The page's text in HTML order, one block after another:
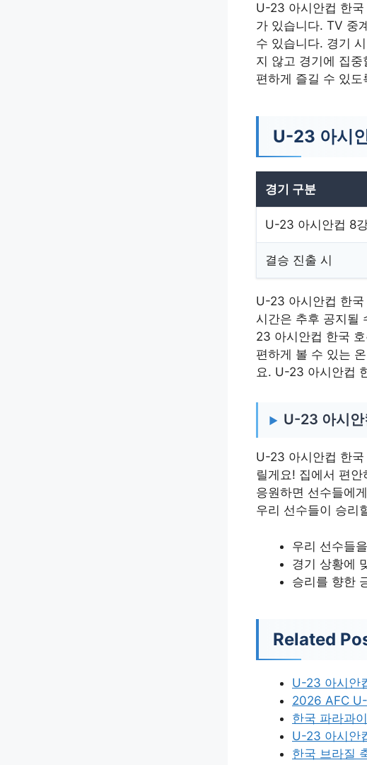
U-23 아시안컵 한국
가 있습니다. TV 중
수 있습니다. 경기
지 않고 경기에 집
편하게 즐길 수 있
U-23 아시
경기 구분
U-23 아시안컵 8
결승 진출 시
U-23 아시안컵 한국
시간은 추후 공지될
23 아시안컵 한국
편하게 볼 수 있는
요. U-23 아시안컵
U-23 아시안
U-23 아시안컵 한
릴게요! 집에서 편
응원하면 선수들에
우리 선수들이 승리
우리 선수들
경기 상황에
승리를 향한
Related
U-23 아시안
2026 AFC
한국 파라과
U-23 아시안
한국 브라질